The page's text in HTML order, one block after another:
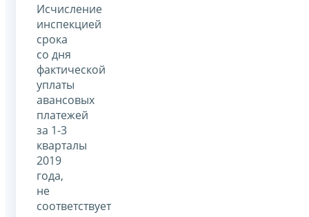
Исчисление
инспекцией
срока
со дня
фактической
уплаты
авансовых
платежей
за 1-3
кварталы
2019
года,
не
соответствует